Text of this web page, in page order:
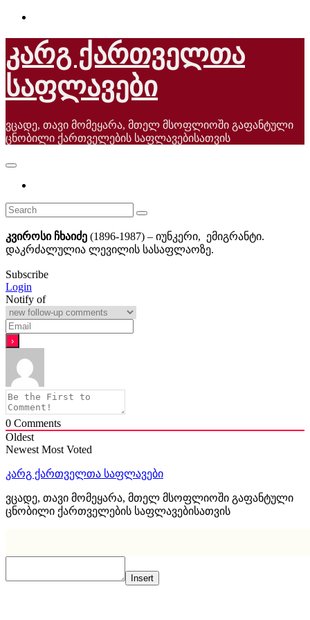
Skip
content
კარგ ქართველთა
საფლავები
ვცადე, თავი მომეყარა, მთელ მსოფლიოში გაფანტული
ცნობილი ქართველების საფლავებისათვის
კვიროსი ჩხაიძე (1896-1987) – იუნკერი, ემიგრანტი.
დაკრძალულია ლევილის სასაფლაოზე.
Subscribe
Login
Notify of
0 Comments
Oldest
Newest Most Voted
კარგ ქართველთა საფლავები
ვცადე, თავი მომეყარა, მთელ მსოფლიოში გაფანტული
ცნობილი ქართველების საფლავებისათვის
Insert